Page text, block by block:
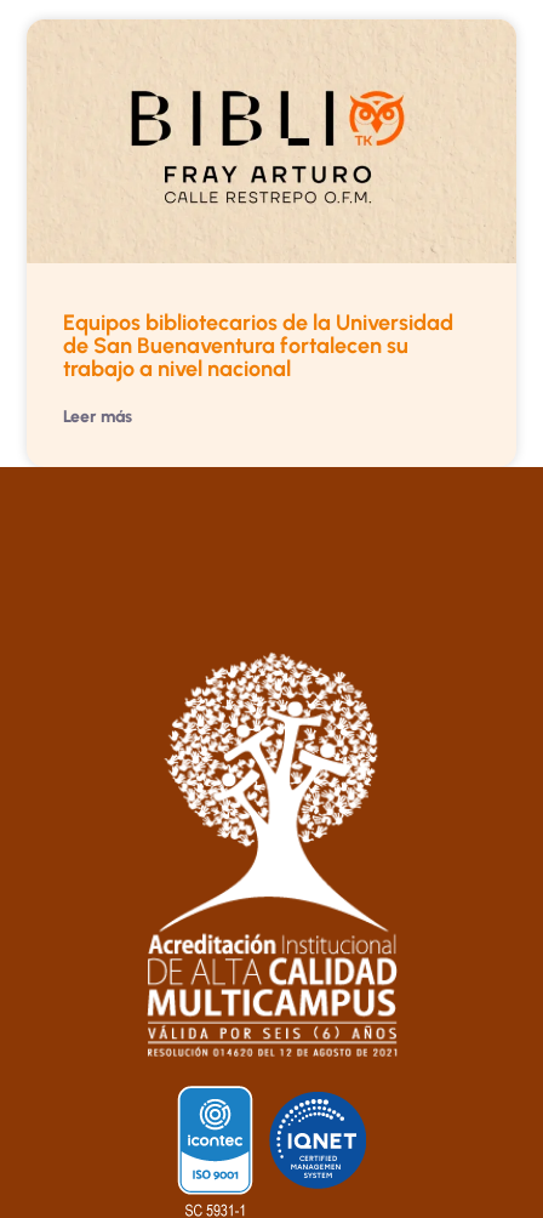
Equipos bibliotecarios de la Universidad
de San Buenaventura fortalecen su
trabajo a nivel nacional
Leer más